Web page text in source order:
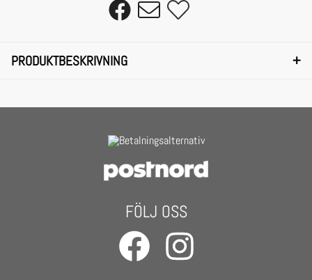
PRODUKTBESKRIVNING +
bright, cheerful colors these sunglasses kick ass.
- Urban Classics Sunglasses Likoma MirrorFÖLJ OSS